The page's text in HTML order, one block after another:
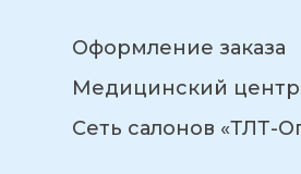
Оформление заказа
Медицинский центр
Сеть салонов «ТЛТ-